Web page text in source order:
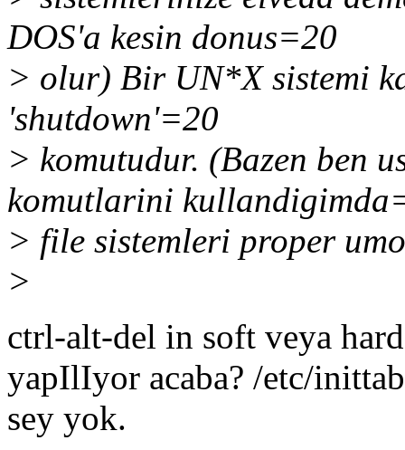
DOS'a kesin donus=20
> olur) Bir UN*X sistemi
'shutdown'=20
> komutudur. (Bazen ben
komutlarini
> file sistemleri proper
>
ctrl-alt-del in soft veya
yapIlIyor acaba? /etc/
sey yok.